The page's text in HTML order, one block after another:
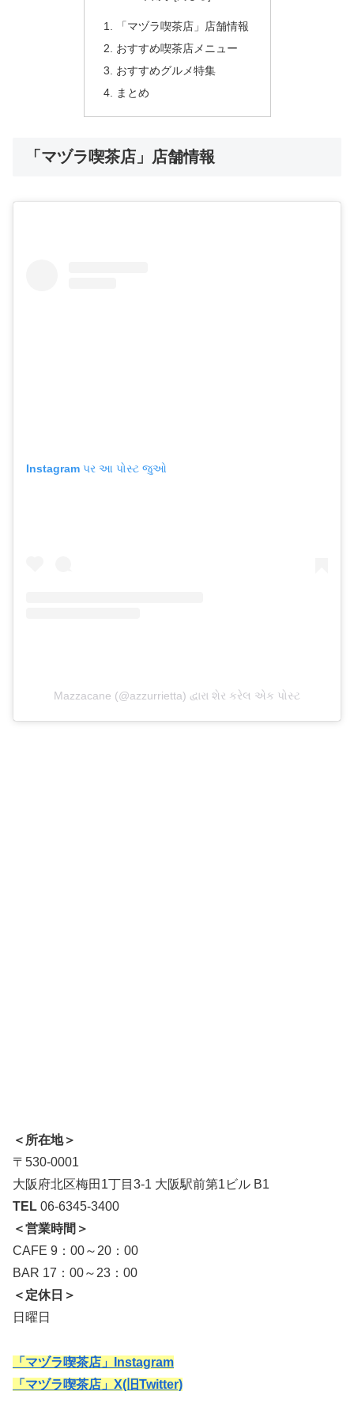
「マヅラ喫茶店」店舗情報
おすすめ喫茶店メニュー
おすすめグルメ特集
まとめ
「マヅラ喫茶店」店舗情報
Instagram પર આ પોસ્ટ જુઓ
Mazzacane (@azzurrietta) દ્વારા શેર કરેલ એક પોસ્ટ
＜所在地＞
〒530-0001
大阪府北区梅田1丁目3-1 大阪駅前第1ビル B1
TEL 06-6345-3400
＜営業時間＞
CAFE 9：00～20：00
BAR 17：00～23：00
＜定休日＞
日曜日
「マヅラ喫茶店」Instagram
「マヅラ喫茶店」X(旧Twitter)